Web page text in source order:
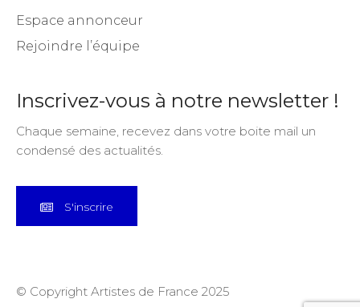
Espace annonceur
Rejoindre l’équipe
Inscrivez-vous à notre newsletter !
Chaque semaine, recevez dans votre boite mail un
condensé des actualités.
S'inscrire
© Copyright Artistes de France 2025